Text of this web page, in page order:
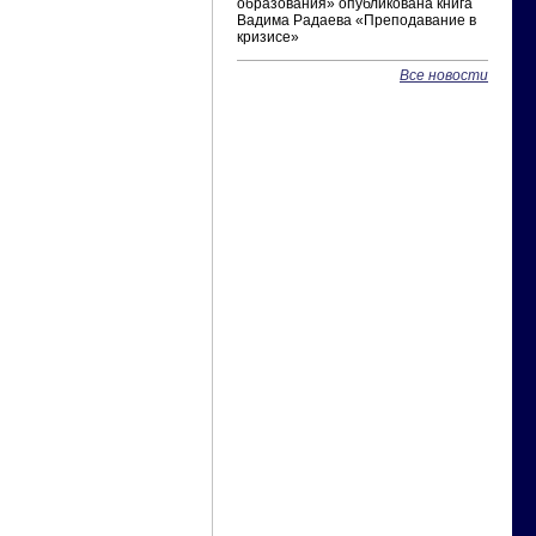
образования» опубликована книга
Вадима Радаева «Преподавание в
кризисе»
Все новости